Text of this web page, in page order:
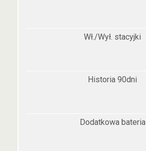
Wł./Wył. stacyjki
Historia 90dni
Dodatkowa bateria